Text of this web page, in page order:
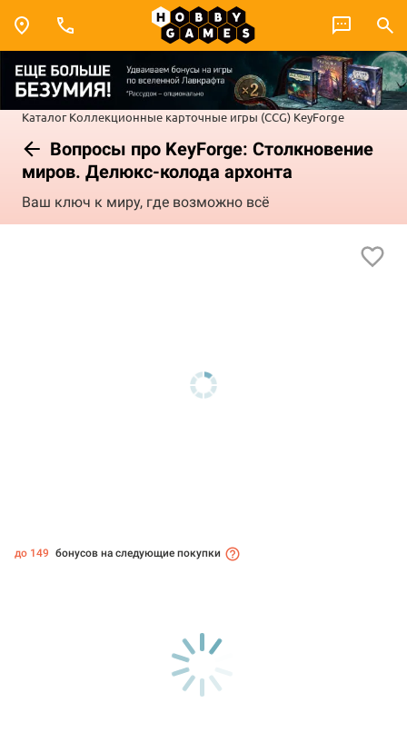
Каталог Коллекционные карточные игры (CCG) KeyForge
Вопросы про KeyForge: Столкновение
миров. Делюкс-колода архонта
Ваш ключ к миру, где возможно всё
до 149 бонусов на следующие покупки